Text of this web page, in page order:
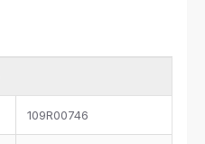
109R00746